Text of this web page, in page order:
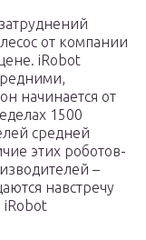
от компании
iRobot
начинается от
1500
средней
этих роботов-
–
навстречу
iRobot